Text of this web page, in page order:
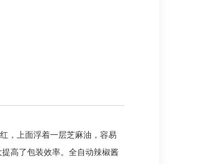
，上面浮着一层芝麻油，容易
高了包装效率。全自动辣椒酱